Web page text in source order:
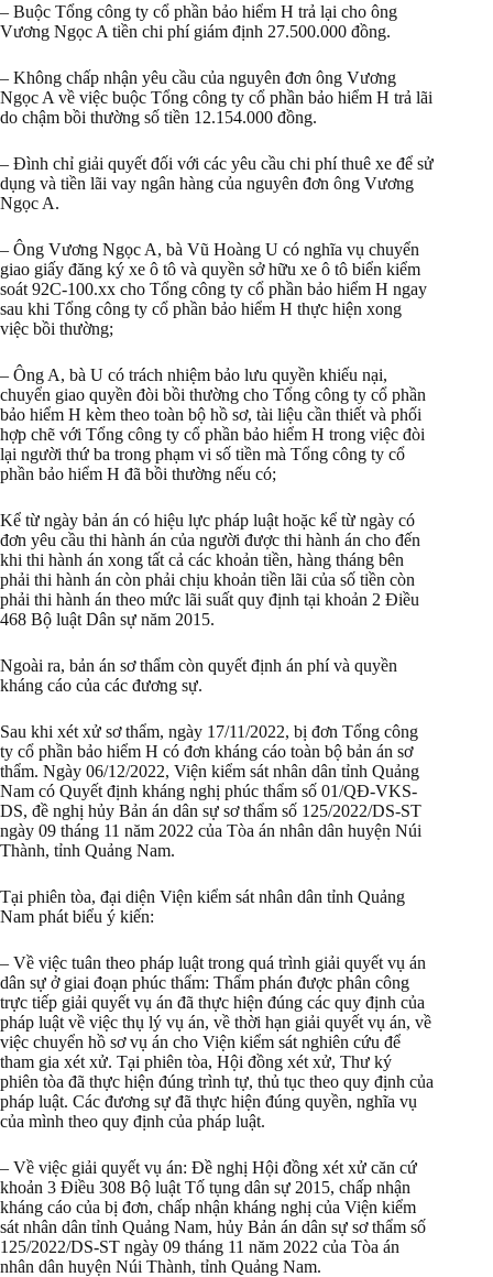
– Buộc Tổng công ty cổ phần bảo hiểm H trả lại cho ông
Vương Ngọc A tiền chi phí giám định 27.500.000 đồng.
– Không chấp nhận yêu cầu của nguyên đơn ông Vương
Ngọc A về việc buộc Tổng công ty cổ phần bảo hiểm H trả lãi
do chậm bồi thường số tiền 12.154.000 đồng.
– Đình chỉ giải quyết đối với các yêu cầu chi phí thuê xe để sử
dụng và tiền lãi vay ngân hàng của nguyên đơn ông Vương
Ngọc A.
– Ông Vương Ngọc A, bà Vũ Hoàng U có nghĩa vụ chuyển
giao giấy đăng ký xe ô tô và quyền sở hữu xe ô tô biển kiểm
soát 92C-100.xx cho Tổng công ty cổ phần bảo hiểm H ngay
sau khi Tổng công ty cổ phần bảo hiểm H thực hiện xong
việc bồi thường;
– Ông A, bà U có trách nhiệm bảo lưu quyền khiếu nại,
chuyển giao quyền đòi bồi thường cho Tổng công ty cổ phần
bảo hiểm H kèm theo toàn bộ hồ sơ, tài liệu cần thiết và phối
hợp chẽ với Tổng công ty cổ phần bảo hiểm H trong việc đòi
lại người thứ ba trong phạm vi số tiền mà Tổng công ty cổ
phần bảo hiểm H đã bồi thường nếu có;
Kể từ ngày bản án có hiệu lực pháp luật hoặc kể từ ngày có
đơn yêu cầu thi hành án của người được thi hành án cho đến
khi thi hành án xong tất cả các khoản tiền, hàng tháng bên
phải thi hành án còn phải chịu khoản tiền lãi của số tiền còn
phải thi hành án theo mức lãi suất quy định tại khoản 2 Điều
468 Bộ luật Dân sự năm 2015.
Ngoài ra, bản án sơ thẩm còn quyết định án phí và quyền
kháng cáo của các đương sự.
Sau khi xét xử sơ thẩm, ngày 17/11/2022, bị đơn Tổng công
ty cổ phần bảo hiểm H có đơn kháng cáo toàn bộ bản án sơ
thẩm. Ngày 06/12/2022, Viện kiểm sát nhân dân tỉnh Quảng
Nam có Quyết định kháng nghị phúc thẩm số 01/QĐ-VKS-
DS, đề nghị hủy Bản án dân sự sơ thẩm số 125/2022/DS-ST
ngày 09 tháng 11 năm 2022 của Tòa án nhân dân huyện Núi
Thành, tỉnh Quảng Nam.
Tại phiên tòa, đại diện Viện kiểm sát nhân dân tỉnh Quảng
Nam phát biểu ý kiến:
– Về việc tuân theo pháp luật trong quá trình giải quyết vụ án
dân sự ở giai đoạn phúc thẩm: Thẩm phán được phân công
trực tiếp giải quyết vụ án đã thực hiện đúng các quy định của
pháp luật về việc thụ lý vụ án, về thời hạn giải quyết vụ án, về
việc chuyển hồ sơ vụ án cho Viện kiểm sát nghiên cứu để
tham gia xét xử. Tại phiên tòa, Hội đồng xét xử, Thư ký
phiên tòa đã thực hiện đúng trình tự, thủ tục theo quy định của
pháp luật. Các đương sự đã thực hiện đúng quyền, nghĩa vụ
của mình theo quy định của pháp luật.
– Về việc giải quyết vụ án: Đề nghị Hội đồng xét xử căn cứ
khoản 3 Điều 308 Bộ luật Tố tụng dân sự 2015, chấp nhận
kháng cáo của bị đơn, chấp nhận kháng nghị của Viện kiểm
sát nhân dân tỉnh Quảng Nam, hủy Bản án dân sự sơ thẩm số
125/2022/DS-ST ngày 09 tháng 11 năm 2022 của Tòa án
nhân dân huyện Núi Thành, tỉnh Quảng Nam.